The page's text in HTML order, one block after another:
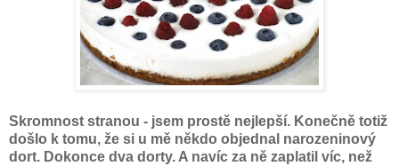
Skromnost stranou - jsem prostě nejlepší. Konečně totiž
došlo k tomu, že si u mě někdo objednal narozeninový
dort. Dokonce dva dorty. A navíc za ně zaplatil víc, než